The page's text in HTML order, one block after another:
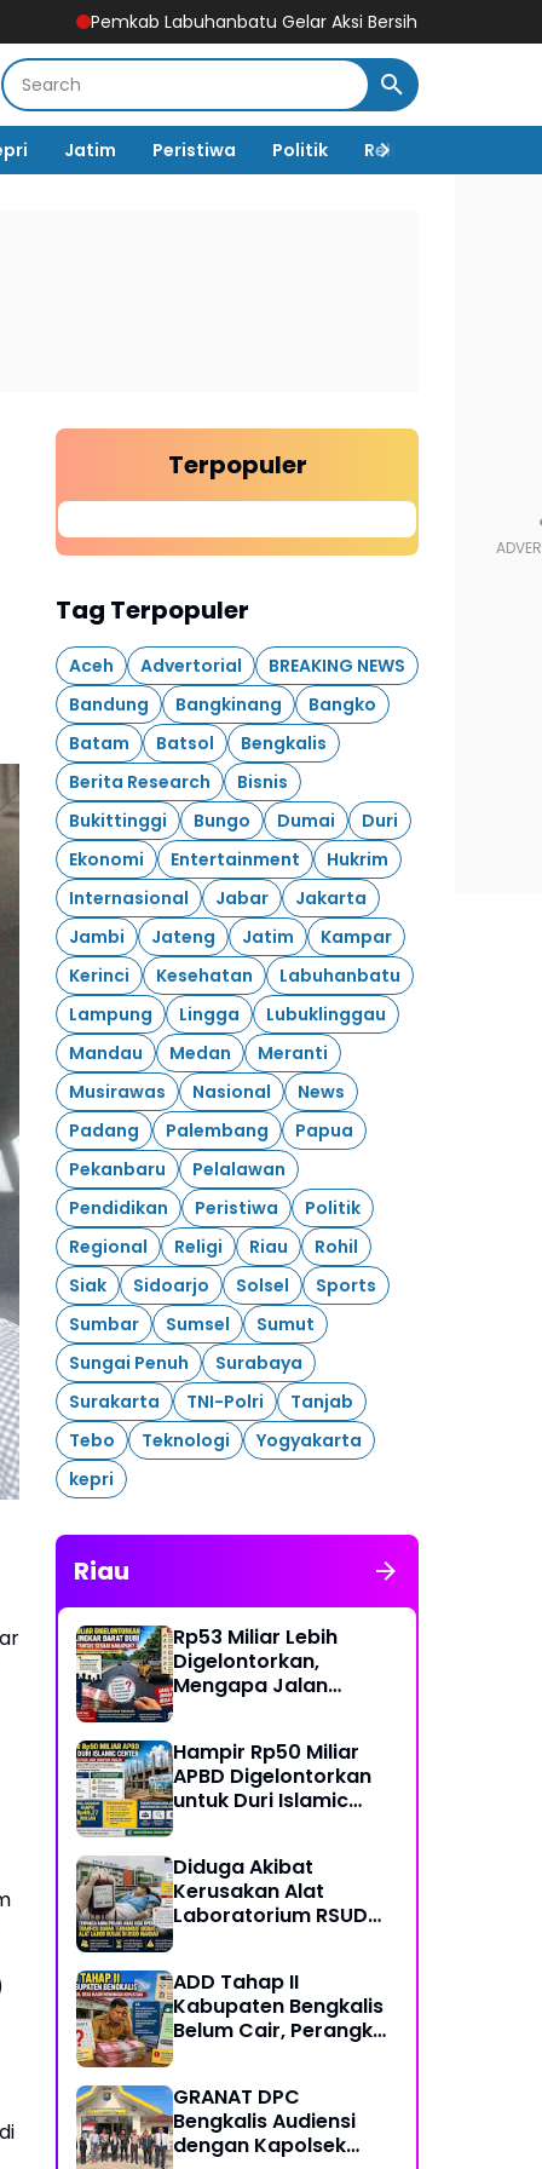
Labuhanbatu Gelar Aksi Bersih-Bersih Sambut HUT Ke-81
Jatim Peristiwa Politik Religi
Terpopuler
Tag Terpopuler
Aceh Advertorial
BREAKING NEWS
Bandung
Bangkinang
Bangko
Batam
Batsol
Bengkalis
Berita Research
Bisnis
Bukittinggi
Bungo Dumai
Duri
Ekonomi
Entertainment
Hukrim
Internasional
Jabar
Jakarta
Jambi
Jateng Jatim
Kampar
Kerinci
Kesehatan
Labuhanbatu
Lampung
Lingga
Lubuklinggau
Mandau
Medan
Meranti
Musirawas
Nasional
News
Padang
Palembang
Papua
Pekanbaru
Pelalawan
Pendidikan
Peristiwa
Politik
Regional
Religi Riau
Rohil
Siak
Sidoarjo Solsel
Sports
Sumbar
Sumsel
Sumut
Sungai Penuh
Surabaya
Surakarta
TNI-Polri
Tanjab
Tebo
Teknologi
Yogyakarta
kepri
Riau
Rp53 Miliar Lebih
Digelontorkan,
Mengapa Jalan
Tanda Tanya?
Hampir Rp50 Miliar
APBD Digelontorkan
untuk Duri Islamic
Sorotan Publik.
Diduga Akibat
Kerusakan Alat
Laboratorium RSUD
Pulang Anak Usai
Operasi di RS
Thursina, Meski
Transfusi Darah
ADD Tahap II
Kabupaten Bengkalis
Belum Cair, Perangkat
GRANAT DPC
Bengkalis Audiensi
dengan Kapolsek